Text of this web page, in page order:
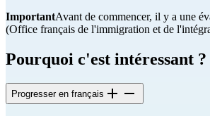
ImportantAvant de commencer, il y a une
(Office français de l'immigration et de
Pourquoi c'est intéressant ?
Progresser en français